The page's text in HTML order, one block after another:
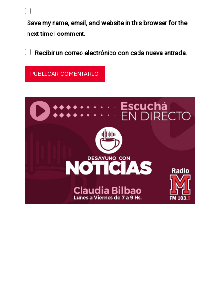
Save my name, email, and website in this browser for the
next time I comment.
Recibir un correo electrónico con cada nueva entrada.